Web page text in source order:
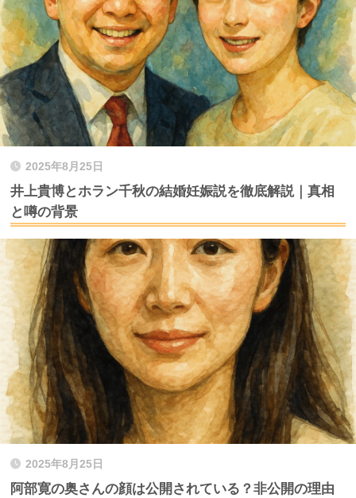
2025年8月25日
井上貴博とホラン千秋の結婚妊娠説を徹底解説｜真相
と噂の背景
2025年8月25日
阿部寛の奥さんの顔は公開されている？非公開の理由